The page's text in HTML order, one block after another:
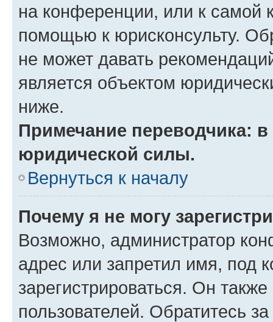
на конференции, или к самой
помощью к юрисконсульту.
не может давать
является объектом
ниже.
Примечание переводчика:
юридической силы.
Вернуться к началу
Почему я не могу
Возможно, администратор
адрес или запретил имя, под
зарегистрироваться. Он
пользователей. Обратитесь